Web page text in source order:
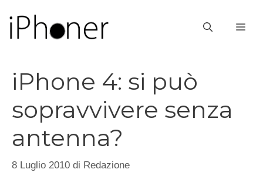
contenuto
iPhone 4: si può
sopravvivere senza
antenna?
8 Luglio 2010 di Redazione